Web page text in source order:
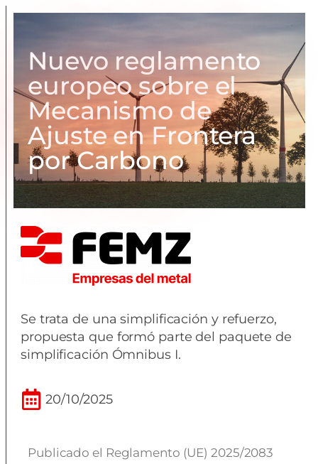
Nuevo reglamento
europeo sobre el
Mecanismo de
Ajuste en Frontera
por Carbono
Se trata de una simplificación y refuerzo,
propuesta que formó parte del paquete de
simplificación Ómnibus I.
20/10/2025
Publicado el Reglamento (UE) 2025/2083